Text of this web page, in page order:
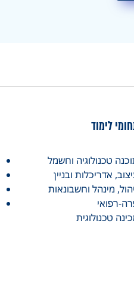
לימוד
טכנולוגיה וחשמל
אדריכלות ובניין
מינהל וחשבונאות
רפואי
טכנולוגית